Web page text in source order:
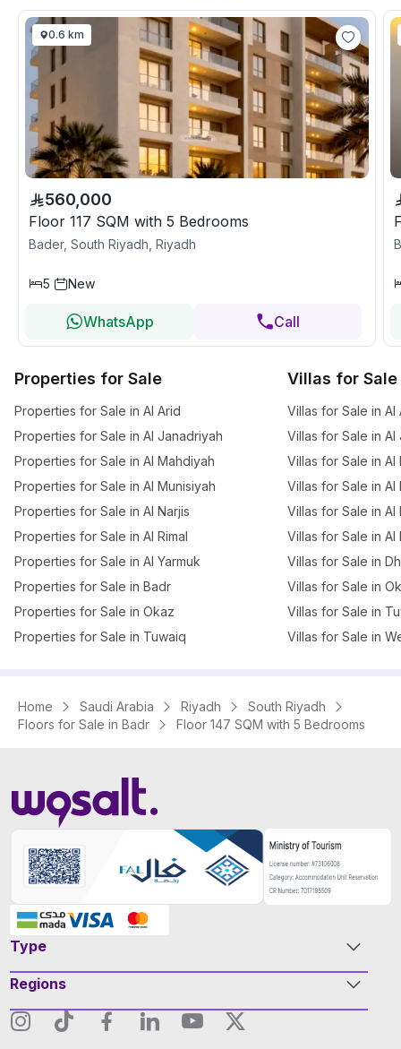
0.6 km
560,000
Floor 117 SQM with 5 Bedrooms
Bader, South Riyadh, Riyadh
5 New
WhatsApp Call
Properties for Sale
Properties for Sale in Al Arid
Properties for Sale in Al Janadriyah
Properties for Sale in Al Mahdiyah
Properties for Sale in Al Munisiyah
Properties for Sale in Al Narjis
Properties for Sale in Al Rimal
Properties for Sale in Al Yarmuk
Properties for Sale in Badr
Properties for Sale in Okaz
Properties for Sale in Tuwaiq
Villas for Sale
Villas for Sale in Al
Villas for Sale in Al
Villas for Sale in Al
Villas for Sale in Al
Villas for Sale in Al
Villas for Sale in Al
Villas for Sale in
Villas for Sale in
Villas for Sale in
Villas for Sale in
Home Saudi Arabia Riyadh
South Riyadh
Floors for Sale in Badr
Floor 147 SQM with 5 Bedrooms
Type
Regions